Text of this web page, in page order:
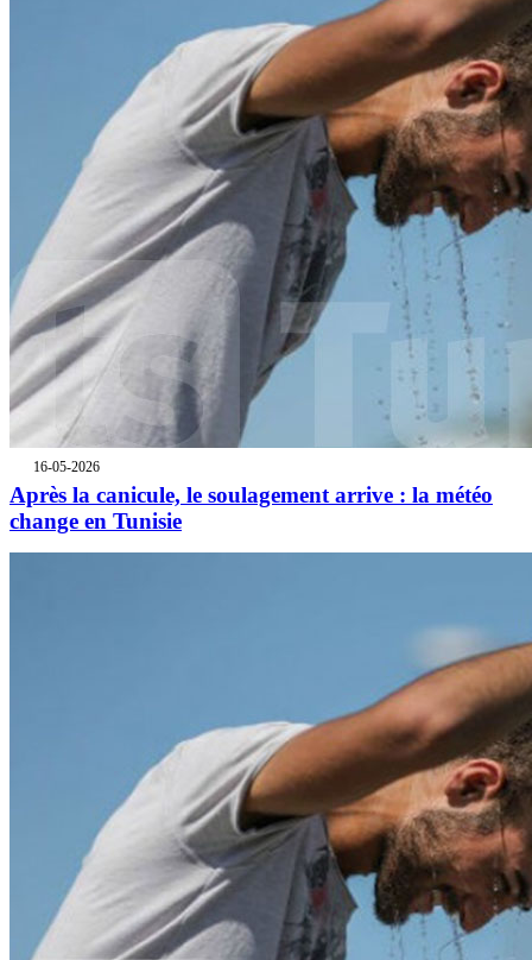
16-05-2026
Après la canicule, le soulagement arrive : la météo
change en Tunisie